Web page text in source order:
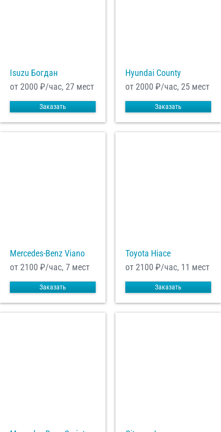
Isuzu Богдан
от 2000 ₽/час, 27 мест
Заказать
Hyundai County
от 2000 ₽/час, 25 мест
Заказать
Mercedes-Benz Viano
от 2100 ₽/час, 7 мест
Заказать
Toyota Hiace
от 2100 ₽/час, 11 мест
Заказать